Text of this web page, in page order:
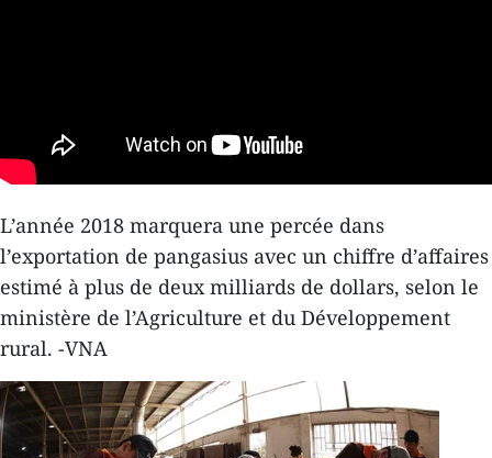
L’année 2018 marquera une percée dans
l’exportation de pangasius avec un chiffre d’affaires
estimé à plus de deux milliards de dollars, selon le
ministère de l’Agriculture et du Développement
rural. -VNA